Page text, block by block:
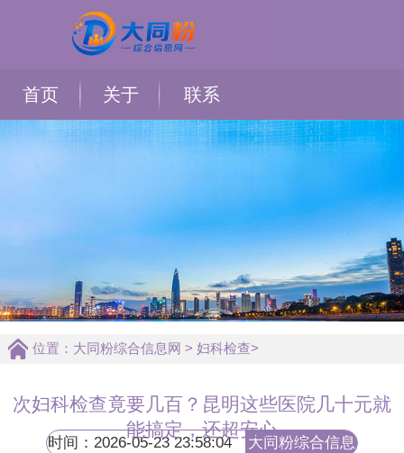
首页 关于 联系
位置： 大同粉综合信息网 > 妇科检查>
次妇科检查竟要几百？昆明这些医院几十元就
能搞定，还超安心
时间：2026-05-23 23:58:04
大同粉综合信息